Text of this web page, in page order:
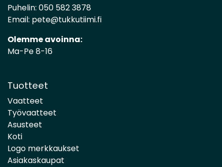
Puhelin: 050 582 3878
Email: pete@tukkutiimi.fi
Olemme avoinna:
Ma-Pe 8-16
Tuotteet
Vaatteet
Työvaatteet
Asusteet
Koti
Logo merkkaukset
Asiakaskaupat